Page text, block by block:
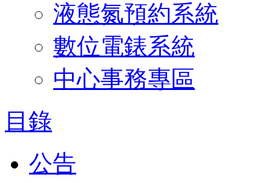
液態氮預約系統
數位電錶系統
中心事務專區
目錄
公告